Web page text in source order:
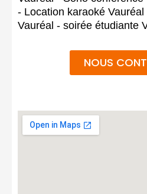
- Location karaoké
Vauréal - soirée étudiante
NOUS